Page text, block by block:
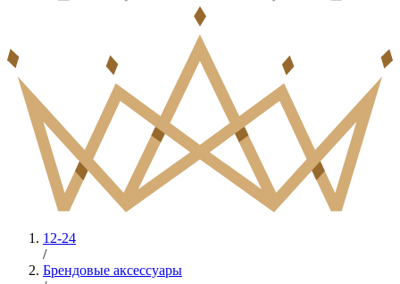
12-24
/
Брендовые аксессуары